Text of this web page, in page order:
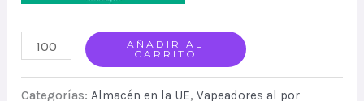
AIVIOU
150000
AÑADIR AL
CARRITO
Categorías:Almacén en la UE,Vapeadores al por